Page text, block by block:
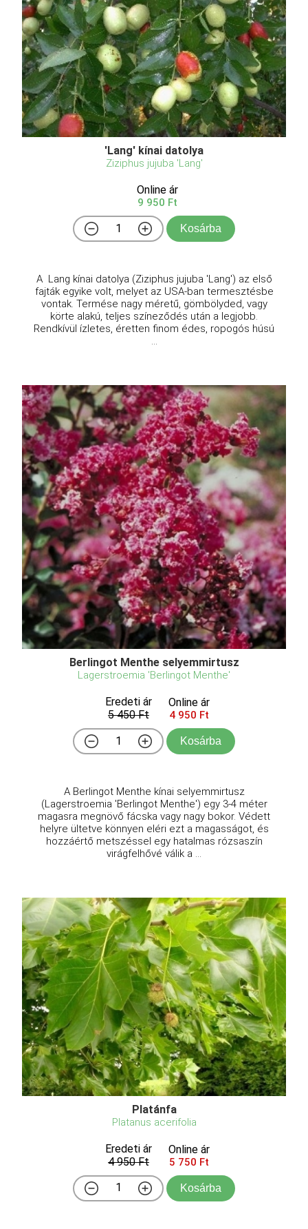
'Lang' kínai datolya
Ziziphus jujuba 'Lang'
Online ár
9 950 Ft
Kosárba
A Lang kínai datolya (Ziziphus jujuba 'Lang') az első
fajták egyike volt, melyet az USA-ban termesztésbe
vontak. Termése nagy méretű, gömbölyded, vagy
körte alakú, teljes színeződés után a legjobb.
Rendkívül ízletes, éretten finom édes, ropogós húsú
...
Berlingot Menthe selyemmirtusz
Lagerstroemia 'Berlingot Menthe'
Eredeti ár
5 450 Ft
Online ár
4 950 Ft
Kosárba
A Berlingot Menthe kínai selyemmirtusz
(Lagerstroemia 'Berlingot Menthe') egy 3-4 méter
magasra megnövő fácska vagy nagy bokor. Védett
helyre ültetve könnyen eléri ezt a magasságot, és
hozzáértő metszéssel egy hatalmas rózsaszín
virágfelhővé válik a ...
Platánfa
Platanus acerifolia
Eredeti ár
4 950 Ft
Online ár
5 750 Ft
Kosárba